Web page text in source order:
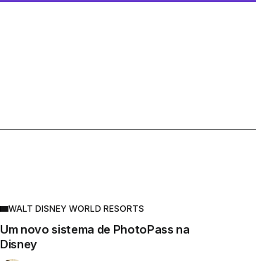
WALT DISNEY WORLD RESORTS
Um novo sistema de PhotoPass na
Disney